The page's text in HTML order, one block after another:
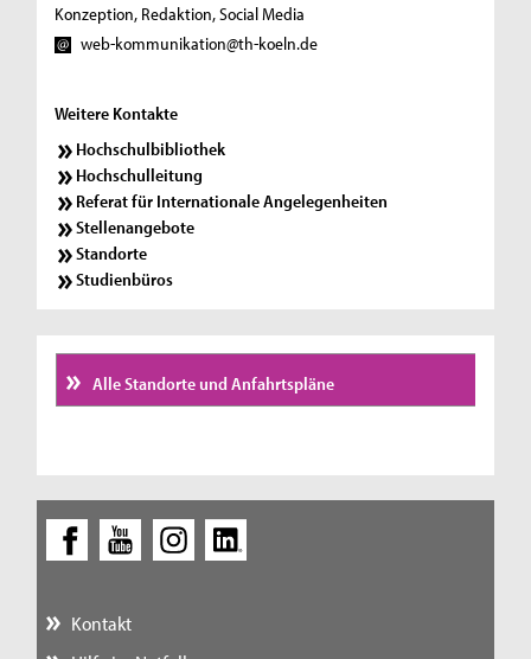
Konzeption, Redaktion, Social Media
web-kommunikation@th-koeln.de
Weitere Kontakte
Hochschulbibliothek
Hochschulleitung
Referat für Internationale Angelegenheiten
Stellenangebote
Standorte
Studienbüros
Alle Standorte und Anfahrtspläne
Kontakt